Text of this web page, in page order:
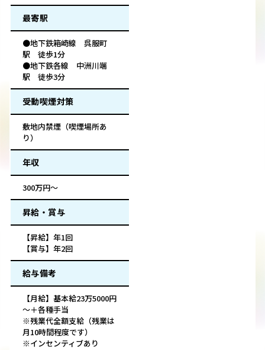
最寄駅
●地下鉄箱崎線 呉服町
駅 徒歩1分
●地下鉄各線 中洲川端
駅 徒歩3分
受動喫煙対策
敷地内禁煙（喫煙場所あ
り）
年収
300万円～
昇給・賞与
【昇給】年1回
【賞与】年2回
給与備考
【月給】基本給23万5000円
～＋各種手当
※残業代全額支給（残業は
月10時間程度です）
※インセンティブあり